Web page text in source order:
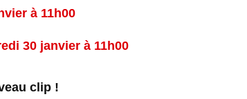
à 11h00
30 janvier à 11h00
clip !